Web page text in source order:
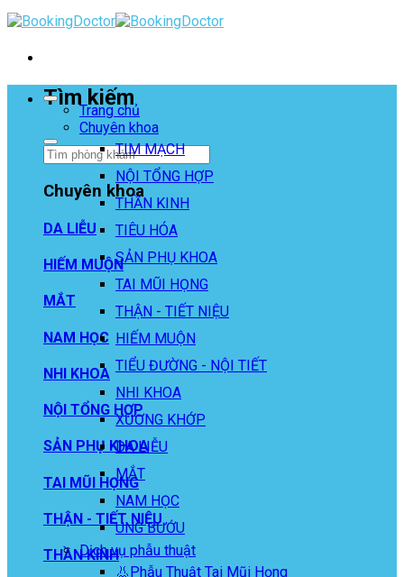
Skip
to
Tìm kiếm
Chuyên khoa
DA LIỄU
HIẾM MUỘN
MẮT
NAM HỌC
NHI KHOA
NỘI TỔNG HỢP
SẢN PHỤ KHOA
TAI MŨI HỌNG
THẬN - TIẾT NIỆU
THẦN KINH
Trang chủ
Chuyên khoa
TIM MẠCH
NỘI TỔNG HỢP
THẦN KINH
TIÊU HÓA
SẢN PHỤ KHOA
TAI MŨI HỌNG
THẬN - TIẾT NIỆU
HIẾM MUỘN
TIỂU ĐƯỜNG - NỘI TIẾT
NHI KHOA
XƯƠNG KHỚP
DA LIỄU
MẮT
NAM HỌC
UNG BƯỚU
Dịch vụ phẫu thuật
👃Phẫu Thuật Tai Mũi Họng